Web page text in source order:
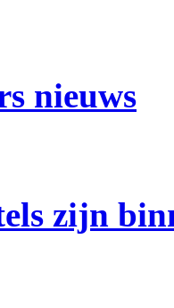
nieuws
zijn